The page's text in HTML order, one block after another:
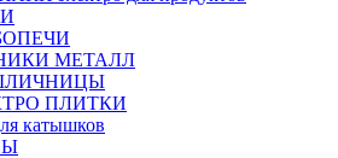
МЕТАЛЛ
ПЛИТКИ
катышков